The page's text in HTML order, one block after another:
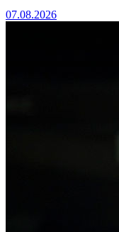
07.08.2026